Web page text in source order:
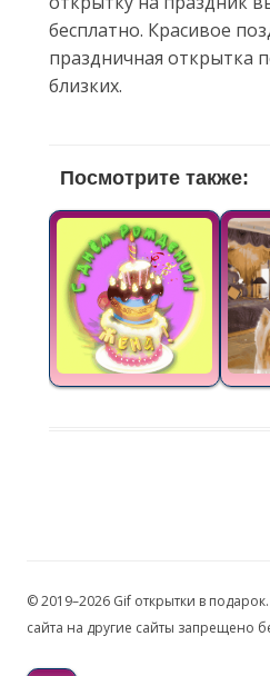
бесплатно. Красивое
праздничная открытка
близких.
Посмотрите также:
© 2019–2026 Gif открытки в
сайта на другие сайты запрещено